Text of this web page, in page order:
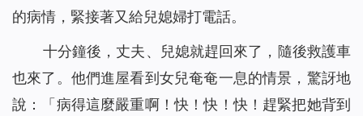
的病情，緊接著又給兒媳婦打電話。
十分鐘後，丈夫、兒媳就趕回來了，隨後救護車
也來了。他們進屋看到女兒奄奄一息的情景，驚訝地
說：「病得這麼嚴重啊！快！快！快！趕緊把她背到